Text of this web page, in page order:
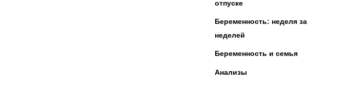
отпуске
Беременность: неделя за
неделей
Беременность и семья
Анализы